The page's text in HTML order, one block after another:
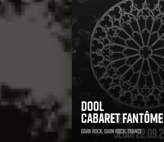
Dool
Cabaret fantôme
Dark Rock, Dark Rock, Trance